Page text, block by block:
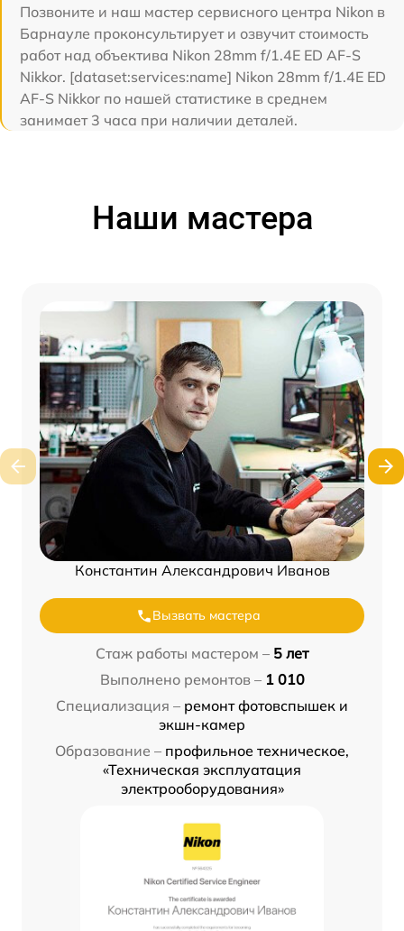
Позвоните и наш мастер сервисного центра Nikon в
Барнауле проконсультирует и озвучит стоимость
работ над объектива Nikon 28mm f/1.4E ED AF-S
Nikkor. [dataset:services:name] Nikon 28mm f/1.4E ED
AF-S Nikkor по нашей статистике в среднем
занимает 3 часа при наличии деталей.
Наши мастера
Константин Александрович Иванов
Вызвать мастера
Стаж работы мастером – 5 лет
Выполнено ремонтов – 1 010
Специализация – ремонт фотовспышек и
экшн-камер
Образование – профильное техническое,
«Техническая эксплуатация
электрооборудования»